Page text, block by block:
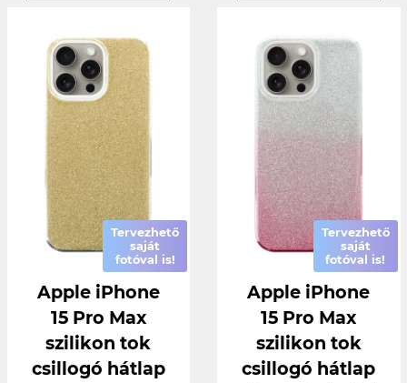
Tervezhető
saját
fotóval is!
Apple iPhone
15 Pro Max
szilikon tok
csillogó hátlap
Tervezhető
saját
fotóval is!
Apple iPhone
15 Pro Max
szilikon tok
csillogó hátlap